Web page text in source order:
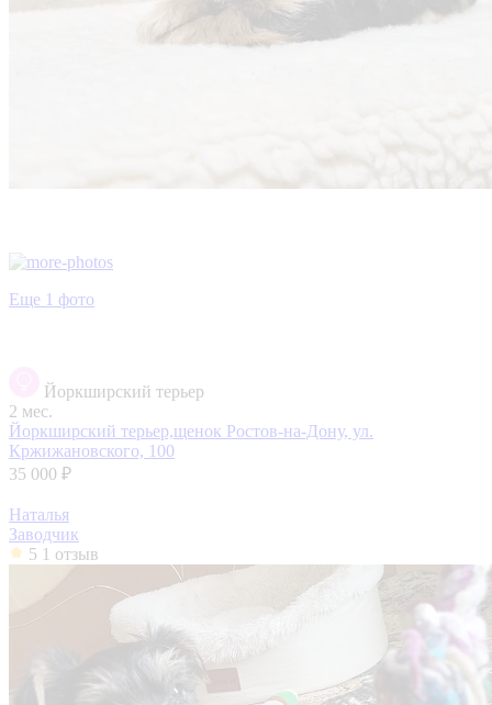
Еще 1 фото
Йоркширский терьер
2 мес.
Йоркширский терьер,щенок Ростов-на-Дону, ул.
Кржижановского, 100
35 000 ₽
Наталья
Заводчик
5 1 отзыв